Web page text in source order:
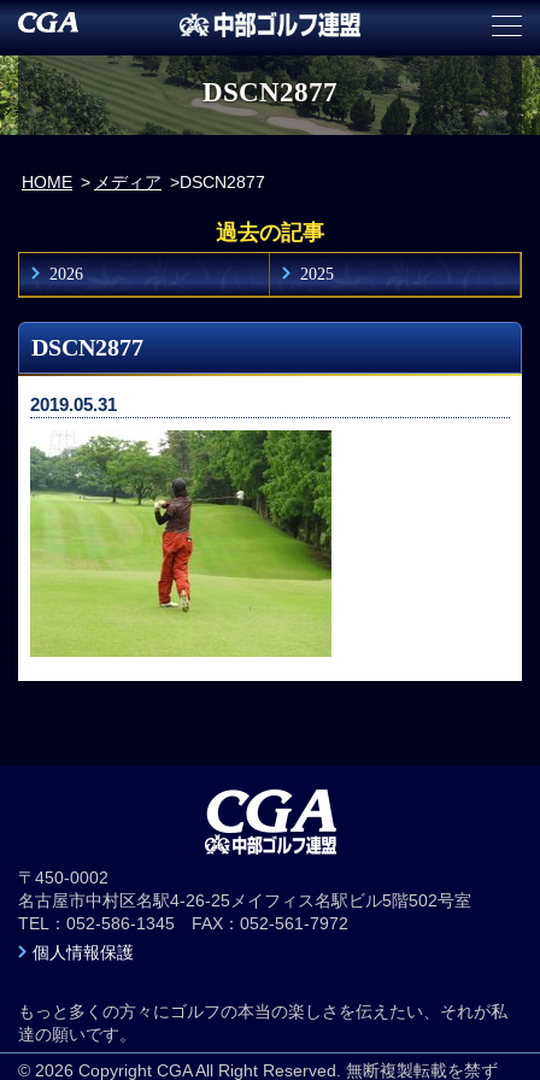
DSCN2877
HOME メディア DSCN2877
過去の記事
2026 2025
DSCN2877
2019.05.31
〒450-0002
名古屋市中村区名駅4-26-25メイフィス名駅ビル5階502号室
TEL：052-586-1345 FAX：052-561-7972
個人情報保護
もっと多くの方々にゴルフの本当の楽しさを伝えたい、それが私
達の願いです。
© 2026 Copyright CGA All Right Reserved. 無断複製転載を禁ず